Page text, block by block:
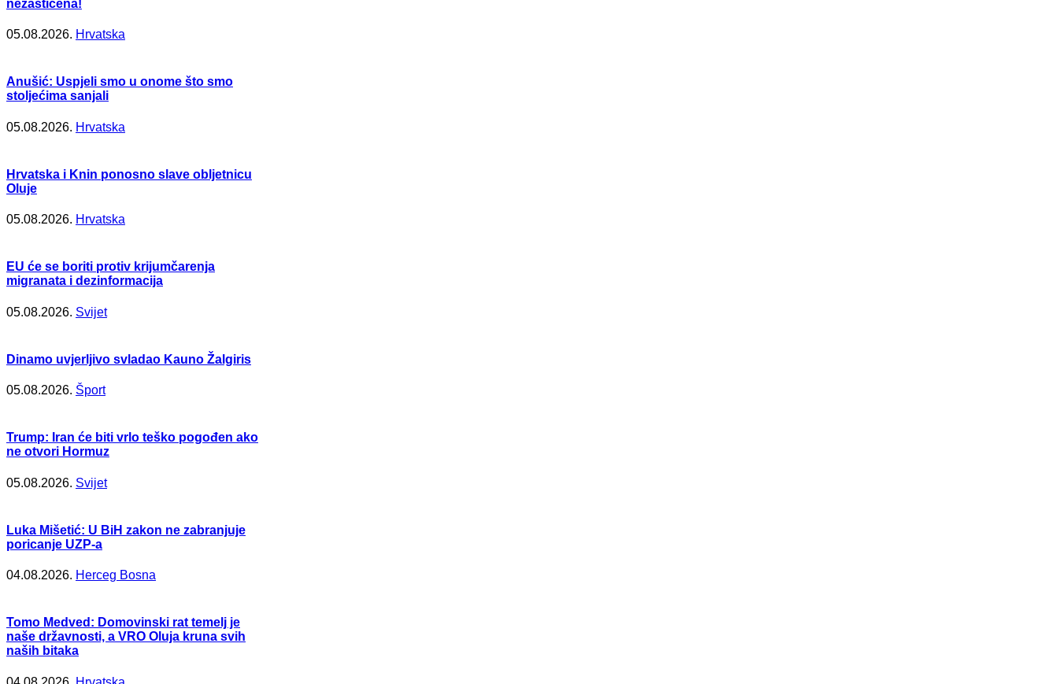
nezaštićena!
05.08.2026. Hrvatska
Anušić: Uspjeli smo u onome što smo
stoljećima sanjali
05.08.2026. Hrvatska
Hrvatska i Knin ponosno slave obljetnicu
Oluje
05.08.2026. Hrvatska
EU će se boriti protiv krijumčarenja
migranata i dezinformacija
05.08.2026. Svijet
Dinamo uvjerljivo svladao Kauno Žalgiris
05.08.2026. Šport
Trump: Iran će biti vrlo teško pogođen ako
ne otvori Hormuz
05.08.2026. Svijet
Luka Mišetić: U BiH zakon ne zabranjuje
poricanje UZP-a
04.08.2026. Herceg Bosna
Tomo Medved: Domovinski rat temelj je
naše državnosti, a VRO Oluja kruna svih
naših bitaka